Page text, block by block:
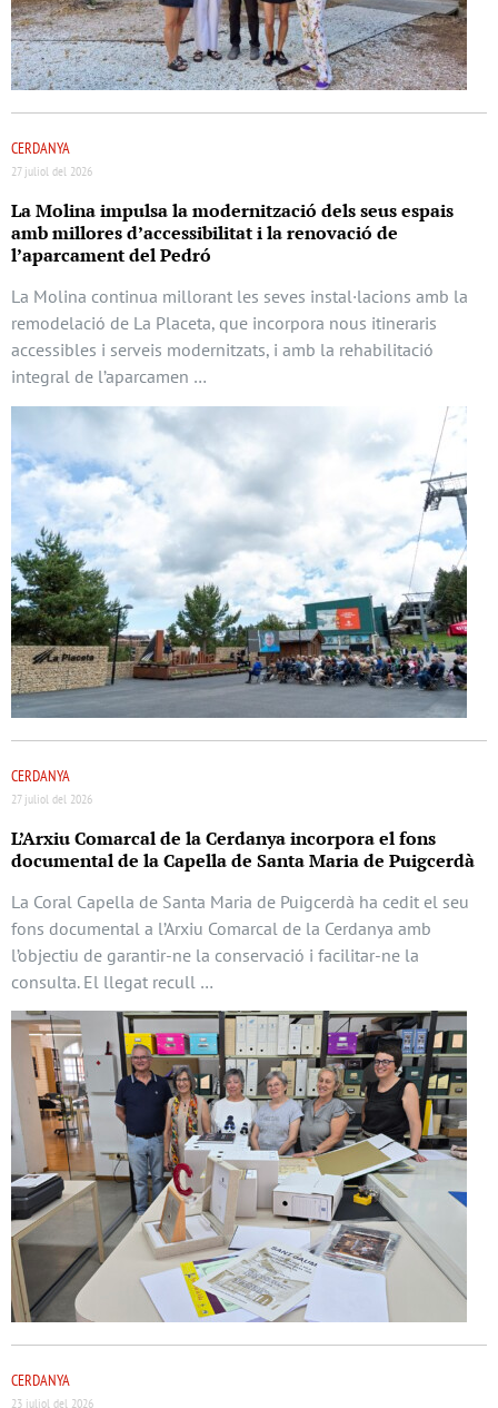
CERDANYA
27 juliol del 2026
La Molina impulsa la modernització dels seus espais
amb millores d’accessibilitat i la renovació de
l’aparcament del Pedró
La Molina continua millorant les seves instal·lacions amb la
remodelació de La Placeta, que incorpora nous itineraris
accessibles i serveis modernitzats, i amb la rehabilitació
integral de l’aparcamen …
CERDANYA
27 juliol del 2026
L’Arxiu Comarcal de la Cerdanya incorpora el fons
documental de la Capella de Santa Maria de Puigcerdà
La Coral Capella de Santa Maria de Puigcerdà ha cedit el seu
fons documental a l’Arxiu Comarcal de la Cerdanya amb
l’objectiu de garantir-ne la conservació i facilitar-ne la
consulta. El llegat recull …
CERDANYA
23 juliol del 2026